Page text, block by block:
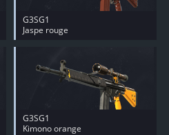
G3SG1
Jaspe rouge
G3SG1
Kimono orange